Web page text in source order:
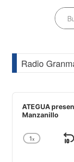
Radio
Audio
Player
ATEGUA
Manzanillo
Change
1x